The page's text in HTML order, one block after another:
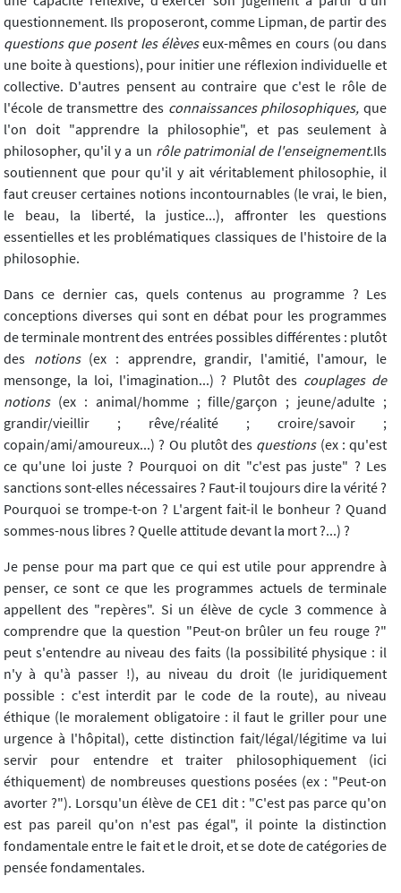
questionnement. Ils proposeront, comme Lipman, de partir des
questions que posent les élèveseux-mêmes en cours (ou dans
une boite à questions), pour initier une réflexion individuelle et
collective. D'autres pensent au contraire que c'est le rôle de
l'école de transmettre des connaissances philosophiques,que
l'on doit "apprendre la philosophie", et pas seulement à
philosopher, qu'il y a un rôle patrimonial de l'enseignement.Ils
soutiennent que pour qu'il y ait véritablement philosophie, il
faut creuser certaines notions incontournables (le vrai, le bien,
le beau, la liberté, la justice...), affronter les questions
essentielles et les problématiques classiques de l'histoire de la
philosophie.
Dans ce dernier cas, quels contenus au programme ? Les
conceptions diverses qui sont en débat pour les programmes
de terminale montrent des entrées possibles différentes : plutôt
des notions (ex : apprendre, grandir, l'amitié, l'amour, le
mensonge, la loi, l'imagination...) ? Plutôt des couplages de
notions (ex : animal/homme ; fille/garçon ; jeune/adulte ;
grandir/vieillir ; rêve/réalité ; croire/savoir ;
copain/ami/amoureux...) ? Ou plutôt des questions (ex : qu'est
ce qu'une loi juste ? Pourquoi on dit "c'est pas juste" ? Les
sanctions sont-elles nécessaires ? Faut-il toujours dire la vérité ?
Pourquoi se trompe-t-on ? L'argent fait-il le bonheur ? Quand
sommes-nous libres ? Quelle attitude devant la mort ?...) ?
Je pense pour ma part que ce qui est utile pour apprendre à
penser, ce sont ce que les programmes actuels de terminale
appellent des "repères". Si un élève de cycle 3 commence à
comprendre que la question "Peut-on brûler un feu rouge ?"
peut s'entendre au niveau des faits (la possibilité physique : il
n'y à qu'à passer !), au niveau du droit (le juridiquement
possible : c'est interdit par le code de la route), au niveau
éthique (le moralement obligatoire : il faut le griller pour une
urgence à l'hôpital), cette distinction fait/légal/légitime va lui
servir pour entendre et traiter philosophiquement (ici
éthiquement) de nombreuses questions posées (ex : "Peut-on
avorter ?"). Lorsqu'un élève de CE1 dit : "C'est pas parce qu'on
est pas pareil qu'on n'est pas égal", il pointe la distinction
fondamentale entre le fait et le droit, et se dote de catégories de
pensée fondamentales.